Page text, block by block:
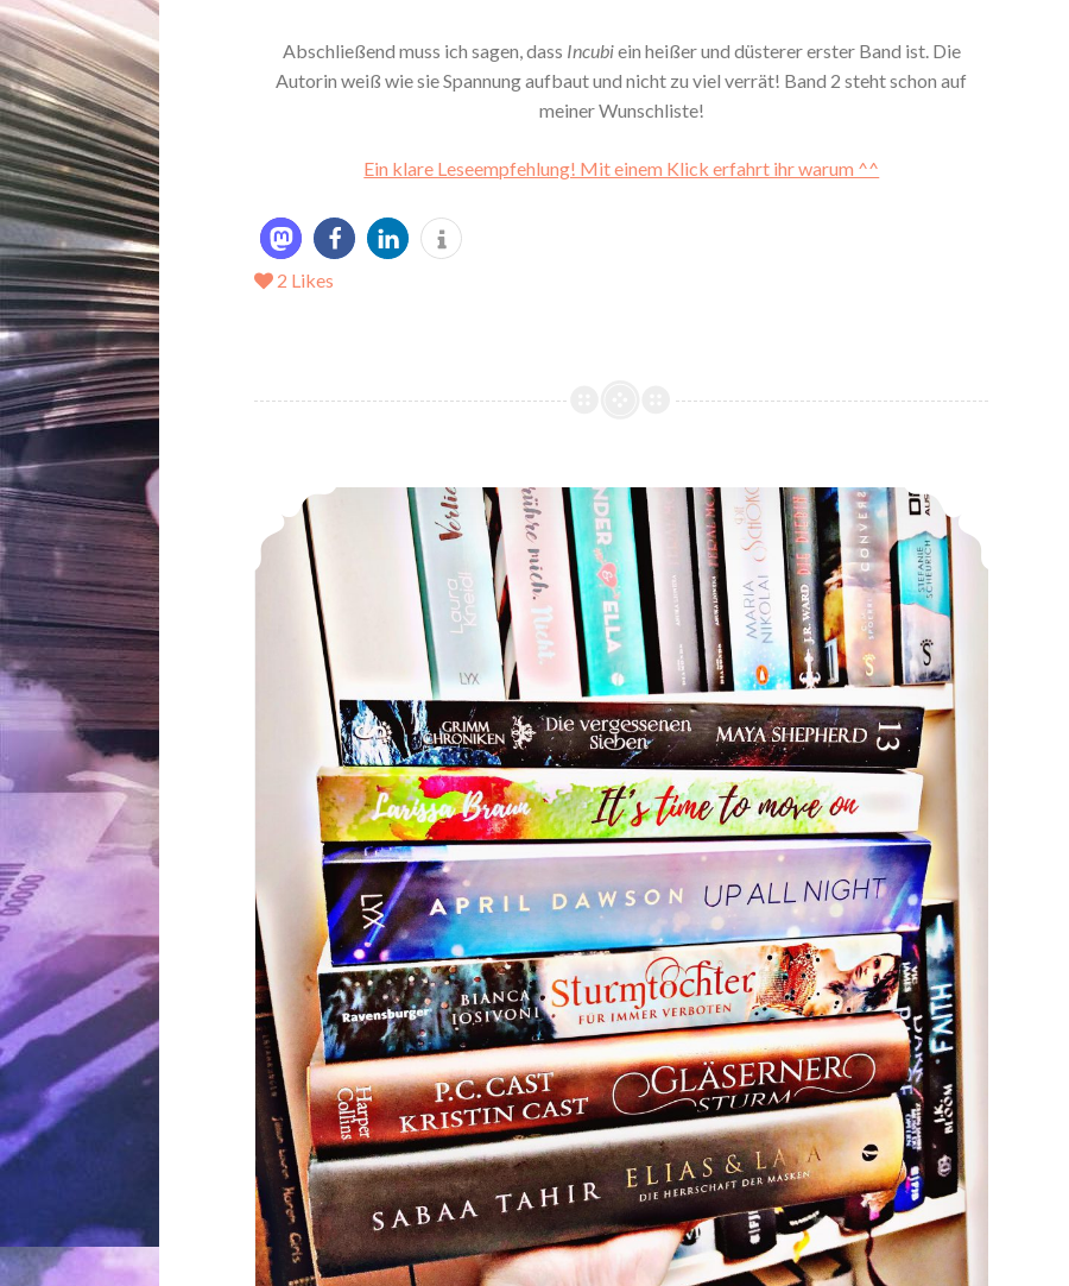
Abschließend muss ich sagen, dass Incubiein heißer und düsterer erster Band ist. Die
Autorin weiß wie sie Spannung aufbaut und nicht zu viel verrät! Band 2 steht schon auf
meiner Wunschliste!
Ein klare Leseempfehlung! Mit einem Klick erfahrt ihr warum ^^
2 Likes
*Mein LeseMai 2019*